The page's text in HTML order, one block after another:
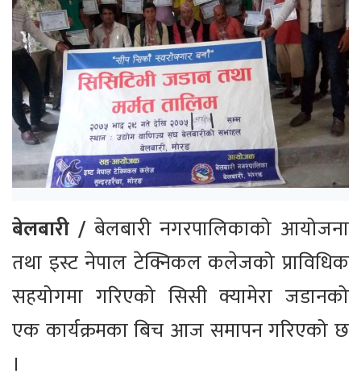
बेलबारी /बेलबारी नगरपालिकाको आयोजना
तथा इस्ट नेपाल टेक्निकल कलेजको प्राविधिक
सहयोगमा गरिएको सिसी क्यामेरा जडानको
एक कार्यक्रमका बिच आज समापन गरिएको छ
।